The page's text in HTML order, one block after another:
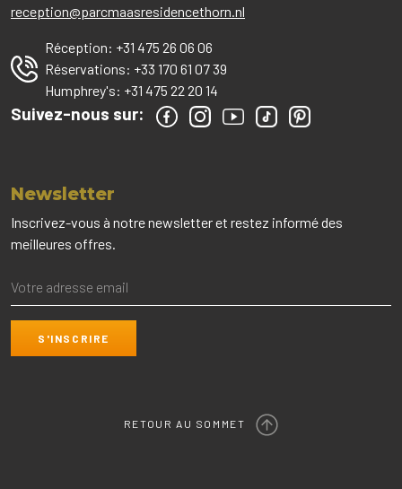
reception@parcmaasresidencethorn.nl
Réception: +31 475 26 06 06
Réservations: +33 170 61 07 39
Humphrey's: +31 475 22 20 14
Suivez-nous sur:
Newsletter
Inscrivez-vous à notre newsletter et restez informé des
meilleures offres.
RETOUR AU SOMMET